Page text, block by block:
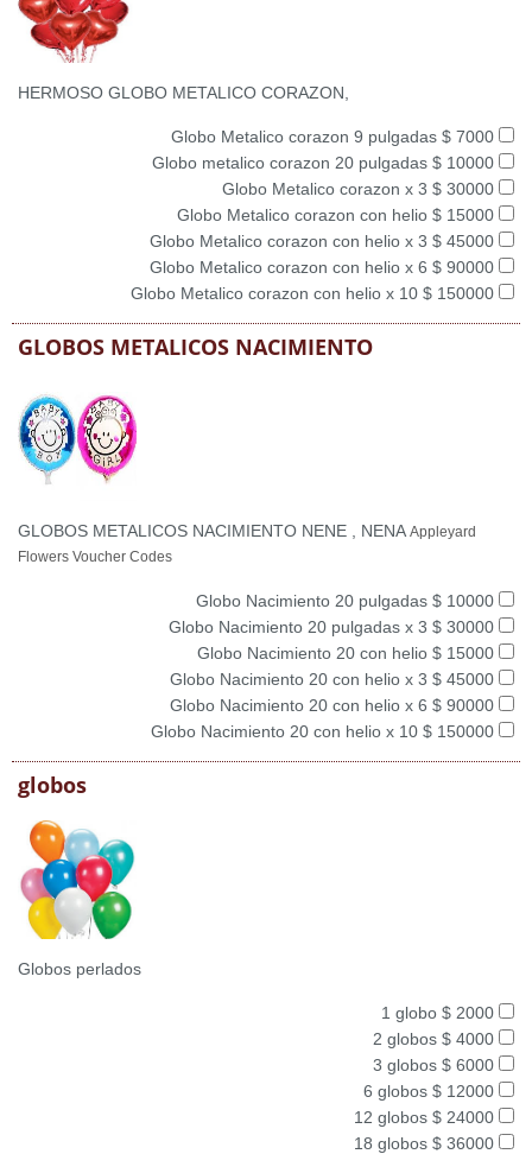
HERMOSO GLOBO METALICO CORAZON,
Globo Metalico corazon 9 pulgadas $ 7000
Globo metalico corazon 20 pulgadas $ 10000
Globo Metalico corazon x 3 $ 30000
Globo Metalico corazon con helio $ 15000
Globo Metalico corazon con helio x 3 $ 45000
Globo Metalico corazon con helio x 6 $ 90000
Globo Metalico corazon con helio x 10 $ 150000
GLOBOS METALICOS NACIMIENTO
GLOBOS METALICOS NACIMIENTO NENE , NENA Appleyard
Flowers Voucher Codes
Globo Nacimiento 20 pulgadas $ 10000
Globo Nacimiento 20 pulgadas x 3 $ 30000
Globo Nacimiento 20 con helio $ 15000
Globo Nacimiento 20 con helio x 3 $ 45000
Globo Nacimiento 20 con helio x 6 $ 90000
Globo Nacimiento 20 con helio x 10 $ 150000
globos
Globos perlados
1 globo $ 2000
2 globos $ 4000
3 globos $ 6000
6 globos $ 12000
12 globos $ 24000
18 globos $ 36000